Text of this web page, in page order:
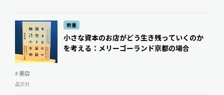
教養
小さな資本のお店がどう生き残っていくのか
を考える：メリーゴーランド京都の場合
# 書店
晶文社